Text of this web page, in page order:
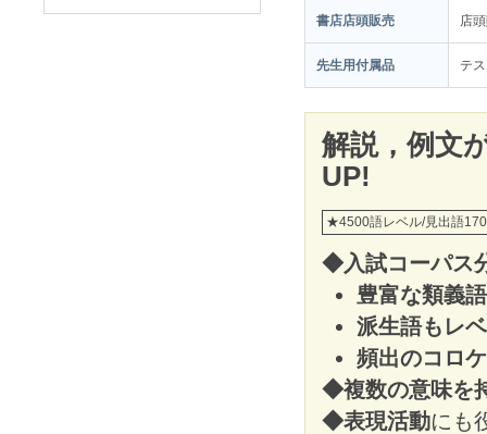
書店店頭販売 店
先生用付属品 テ
解説，例文
UP!
★4500語レベル/見出語
◆入試コーパス
豊富な類義
派生語もレ
頻出のコロ
◆複数の意味を
◆表現活動にも